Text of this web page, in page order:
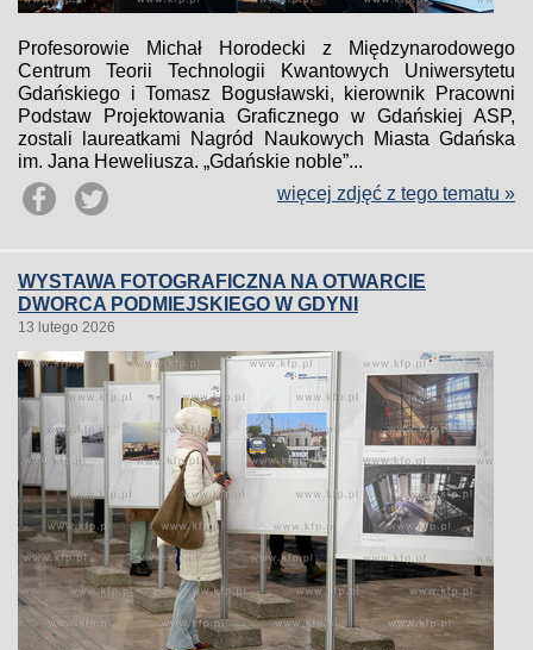
Profesorowie Michał Horodecki z Międzynarodowego
Centrum Teorii Technologii Kwantowych Uniwersytetu
Gdańskiego i Tomasz Bogusławski, kierownik Pracowni
Podstaw Projektowania Graficznego w Gdańskiej ASP,
zostali laureatkami Nagród Naukowych Miasta Gdańska
im. Jana Heweliusza. „Gdańskie noble”...
więcej zdjęć z tego tematu »
WYSTAWA FOTOGRAFICZNA NA OTWARCIE
DWORCA PODMIEJSKIEGO W GDYNI
13 lutego 2026